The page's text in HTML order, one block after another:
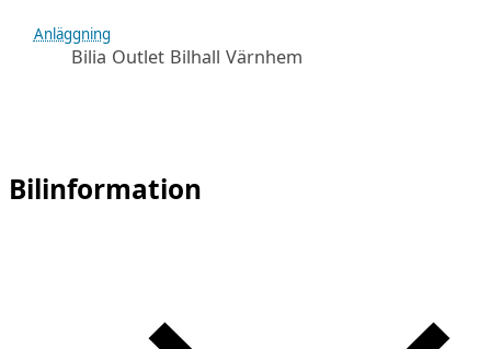
Anläggning
Bilia Outlet Bilhall Värnhem
Bilinformation